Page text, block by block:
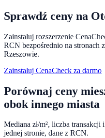
Sprawdź ceny na
Zainstaluj rozszerzenie
RCN bezpośrednio na stronach
Rzeszowie.
Zainstaluj CenaCheck za darmo
Porównaj ceny
obok innego miasta
Mediana zł/m², liczba
jednej stronie, dane z RCN.